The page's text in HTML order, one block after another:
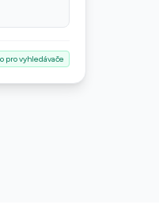
pro vyhledávače